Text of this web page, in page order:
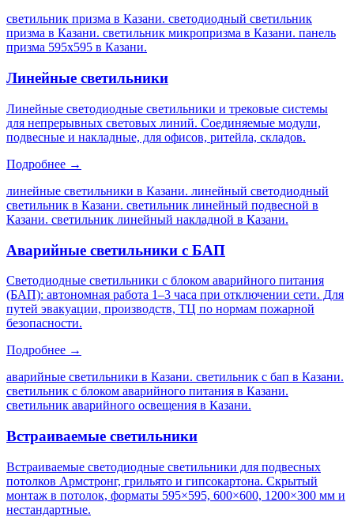
светильник призма в Казани. светодиодный светильник
призма в Казани. светильник микропризма в Казани. панель
призма 595х595 в Казани.
Линейные светильники
Линейные светодиодные светильники и трековые системы
для непрерывных световых линий. Соединяемые модули,
подвесные и накладные, для офисов, ритейла, складов.
Подробнее →
линейные светильники в Казани. линейный светодиодный
светильник в Казани. светильник линейный подвесной в
Казани. светильник линейный накладной в Казани.
Аварийные светильники с БАП
Светодиодные светильники с блоком аварийного питания
(БАП): автономная работа 1–3 часа при отключении сети. Для
путей эвакуации, производств, ТЦ по нормам пожарной
безопасности.
Подробнее →
аварийные светильники в Казани. светильник с бап в Казани.
светильник с блоком аварийного питания в Казани.
светильник аварийного освещения в Казани.
Встраиваемые светильники
Встраиваемые светодиодные светильники для подвесных
потолков Армстронг, грильято и гипсокартона. Скрытый
монтаж в потолок, форматы 595×595, 600×600, 1200×300 мм и
нестандартные.